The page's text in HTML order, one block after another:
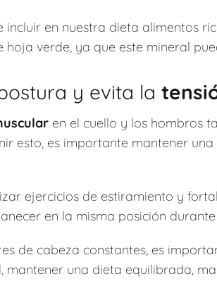
en nuestra dieta alimentos
hoja verde, ya que este mineral
y evita la
en el cuello y los hombros
esto, es importante mantener
ejercicios de estiramiento y
en la misma posición
de cabeza constantes, es
mantener una dieta equilibrada,